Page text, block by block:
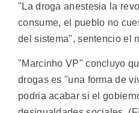
"La droga anestesia la
consume, el pueblo no
del sistema", sentencio el
"Marcinho VP" concluyo
drogas es "una forma de
podria acabar si el